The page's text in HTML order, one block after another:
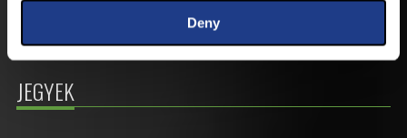
Deny
JEGYEK